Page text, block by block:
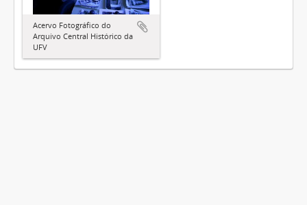
Acervo Fotográfico do
Arquivo Central Histórico da
UFV